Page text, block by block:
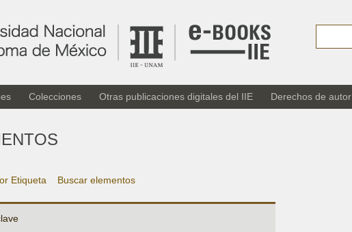
Colecciones Otras publicaciones digitales del IIE Derechos de autor
Etiqueta Buscar elementos